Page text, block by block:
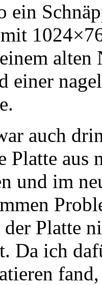
ein
einer
auch
Platte aus
und im
Platte
Da ich